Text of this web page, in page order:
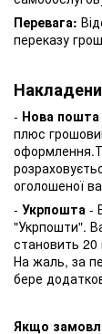
Перевага:
переказу
- Нова пошта
плюс
оголошеної
- Укрпошта -
"Укрпошти".
становить 20
На жаль, за
бере
Якщо